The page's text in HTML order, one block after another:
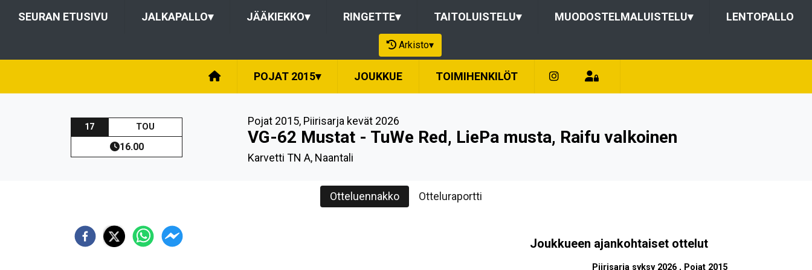
SEURAN ETUSIVU JALKAPALLO▾ JÄÄKIEKKO▾ RINGETTE▾ TAITOLUISTELU▾ MUODOSTELMALUISTELU▾ LENTOPALLO
Arkisto▾
POJAT 2015▾ JOUKKUE TOIMIHENKILÖT
17 TOU
16.00
Pojat 2015, Piirisarja kevät 2026
VG-62 Mustat - TuWe Red, LiePa musta, Raifu valkoinen
Karvetti TN A, Naantali
Otteluennakko Otteluraportti
Joukkueen ajankohtaiset ottelut
Piirisarja syksy 2026 , Pojat 2015